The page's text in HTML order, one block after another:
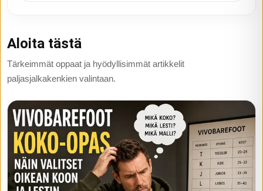
Aloita tästä
Tärkeimmät oppaat ja hyödyllisimmät artikkelit
paljasjalkakenkien valintaan.